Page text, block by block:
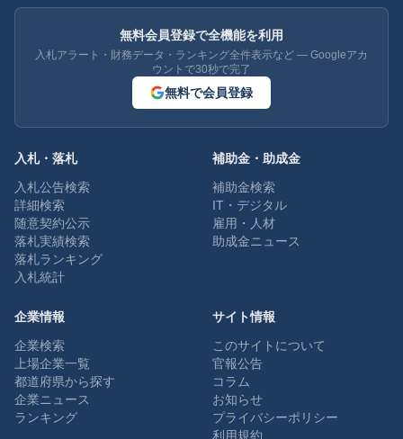
無料会員登録で全機能を利用
入札アラート・財務データ・ランキング全件表示など — Googleアカ
ウントで30秒で完了
無料で会員登録
入札・落札
入札公告検索
詳細検索
随意契約公示
落札実績検索
落札ランキング
入札統計
補助金・助成金
補助金検索
IT・デジタル
雇用・人材
助成金ニュース
企業情報
企業検索
上場企業一覧
都道府県から探す
企業ニュース
ランキング
サイト情報
このサイトについて
官報公告
コラム
お知らせ
プライバシーポリシー
利用規約